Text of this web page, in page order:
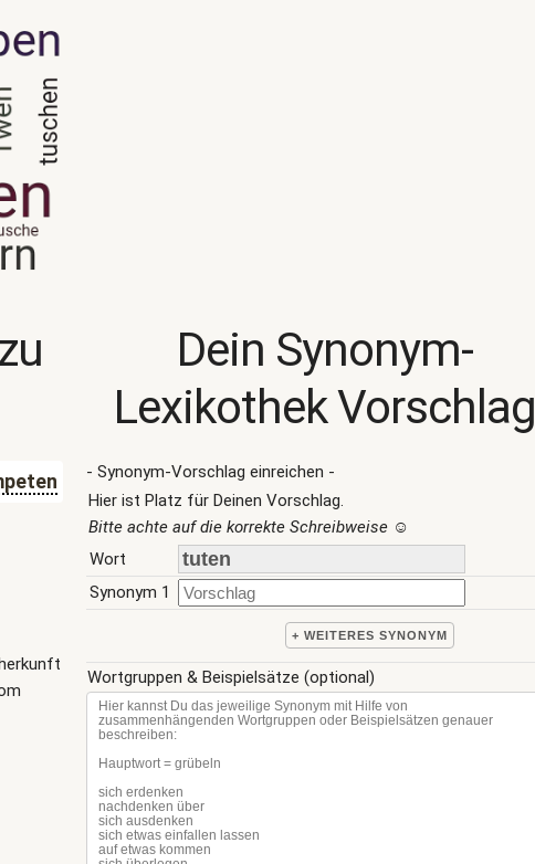
Dein Synonym-
Lexikothek Vorschlag
- Synonym-Vorschlag einreichen -
Hier ist Platz für Deinen Vorschlag.
Bitte achte auf die korrekte Schreibweise☺
Wort
Synonym 1
+ WEITERES SYNONYM
Wortgruppen & Beispielsätze (optional)